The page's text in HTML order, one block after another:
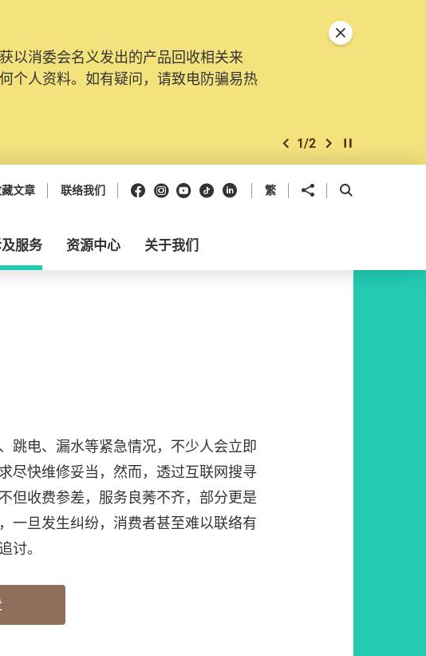
以消委会名义发出的产品回收相关来
个人资料。如有疑问，请致电防骗易热
上一个
1/2 下一个开始/暂停幻灯
关闭特別通告
文章 联络我们 Facebook
Instagram
Youtube
抖音领英 繁 分享到 开启搜寻框
服务 资源中心 关于我们
跳电、漏水等紧急情况，不少人会立即
尽快维修妥当，然而，透过互联网搜寻
但收费参差，服务良莠不齐，部分更是
一旦发生纠纷，消费者甚至难以联络有
讨。